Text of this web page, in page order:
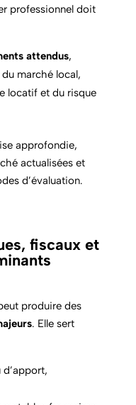
professionnel doit
attendus,
marché local,
locatif et du risque
approfondie,
actualisées et
d’évaluation.
fiscaux et
produire des
. Elle sert